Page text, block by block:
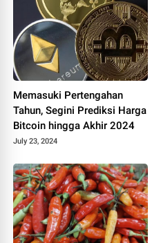
Memasuki Pertengahan
Tahun, Segini Prediksi Harga
Bitcoin hingga Akhir 2024
July 23, 2024